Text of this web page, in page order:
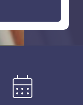
calendar_month